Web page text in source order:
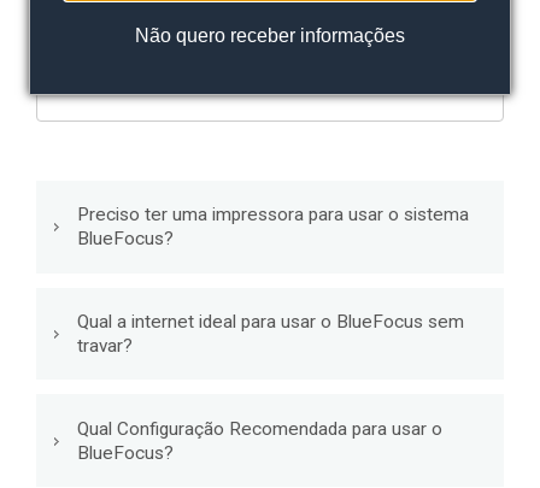
Não quero receber informações
- Qualquer - Sistema
NFe
Preciso ter uma impressora para usar o sistema
BlueFocus?
Qual a internet ideal para usar o BlueFocus sem
travar?
Qual Configuração Recomendada para usar o
BlueFocus?